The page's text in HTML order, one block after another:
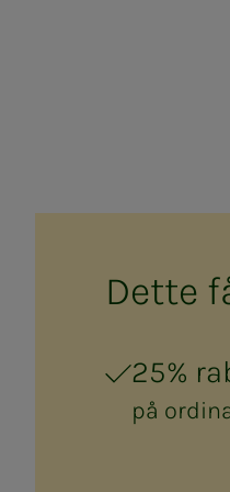
Det­­­te
25%
på